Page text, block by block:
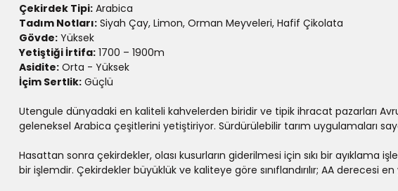
Çekirdek Tipi: Arabica
Tadım Notları: Siyah Çay, Limon, Orman Meyveleri, Hafif Çikolata
Gövde: Yüksek
Yetiştiği İrtifa: 1700 – 1900m
Asidite: Orta - Yüksek
İçim Sertlik: Güçlü
Utengule dünyadaki en kaliteli kahvelerden biridir ve tipik ihracat pazarları
geleneksel Arabica çeşitlerini yetiştiriyor. Sürdürülebilir tarım uygulamaları
Hasattan sonra çekirdekler, olası kusurların giderilmesi için sıkı bir ayıklama
bir işlemdir. Çekirdekler büyüklük ve kaliteye göre sınıflandırılır; AA derecesi